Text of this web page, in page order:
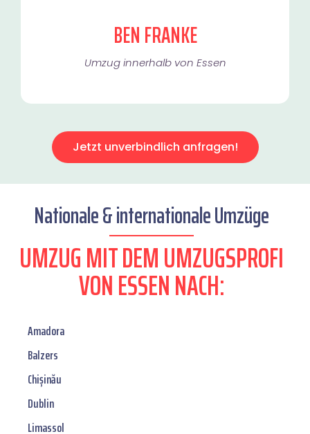
BEN FRANKE
Umzug innerhalb von Essen​
Jetzt unverbindlich anfragen!
Nationale & internationale Umzüge
UMZUG MIT DEM UMZUGSPROFI
VON ESSEN NACH:
Amadora
Balzers
Chișinău
Dublin
Limassol